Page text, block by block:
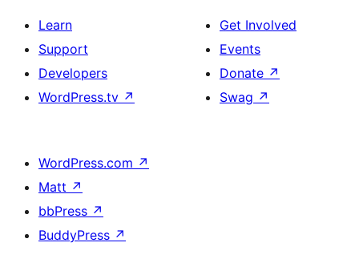
Learn
Support
Developers
WordPress.tv ↗
Get Involved
Events
Donate ↗
Swag ↗
WordPress.com ↗
Matt ↗
bbPress ↗
BuddyPress ↗